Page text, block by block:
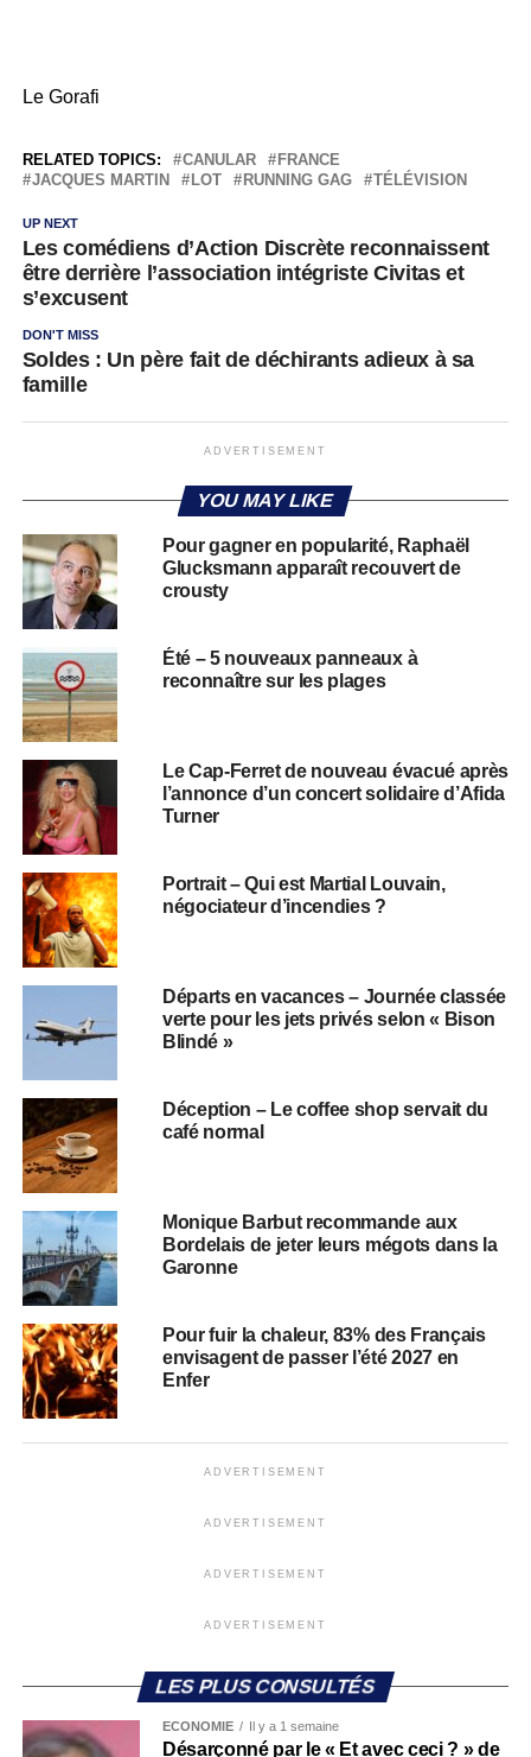
Le Gorafi
RELATED TOPICS: CANULAR
FRANCE
JACQUES MARTIN
LOT RUNNING GAG TÉLÉVISION
UP NEXT
Les comédiens d’Action Discrète reconnaissent
être derrière l’association intégriste Civitas et
s’excusent
DON'T MISS
Soldes : Un père fait de déchirants adieux à sa
famille
ADVERTISEMENT
YOU MAY LIKE
Pour gagner en popularité, Raphaël
Glucksmann apparaît recouvert de
crousty
Été – 5 nouveaux panneaux à
reconnaître sur les plages
Le Cap-Ferret de nouveau évacué après
l’annonce d’un concert solidaire d’Afida
Turner
Portrait – Qui est Martial Louvain,
négociateur d’incendies ?
Départs en vacances – Journée classée
verte pour les jets privés selon « Bison
Blindé »
Déception – Le coffee shop servait du
café normal
Monique Barbut recommande aux
Bordelais de jeter leurs mégots dans la
Garonne
Pour fuir la chaleur, 83% des Français
envisagent de passer l’été 2027 en
Enfer
ADVERTISEMENT
ADVERTISEMENT
ADVERTISEMENT
ADVERTISEMENT
LES PLUS CONSULTÉS
ECONOMIE Il y a 1 semaine
Désarçonné par le « Et avec ceci ? » de